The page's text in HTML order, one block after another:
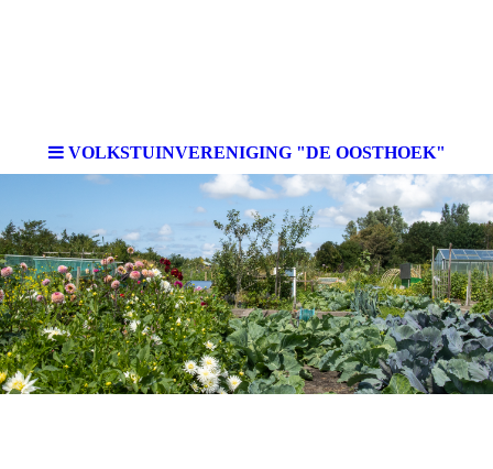
VOLKSTUINVERENIGING "DE OOSTHOEK"
V-